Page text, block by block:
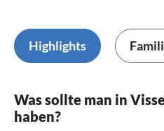
Highlights
Was sollte man in
haben?